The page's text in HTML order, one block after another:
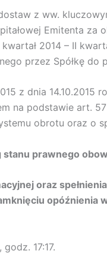
z ww.
Emitenta
2014 – II
przez Spółkę do
z dnia
na podstawie art.
obrotu oraz o
stanu prawnego
oraz
17:17.